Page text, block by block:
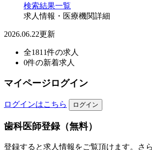
検索結果一覧
求人情報・医療機関詳細
2026.06.22更新
全1811件の求人
0件の新着求人
マイページログイン
ログインはこちら
歯科医師登録（無料）
登録すると求人情報をご覧頂けます。さ